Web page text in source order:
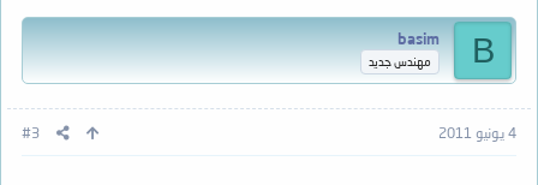
B
basim
مهندس جديد
4 يونيو 2011 #3